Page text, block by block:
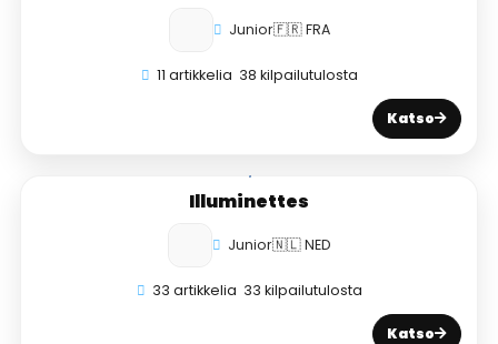
Junior🇫🇷 FRA
11 artikkelia 38 kilpailutulosta
Katso
Illuminettes
Junior🇳🇱 NED
33 artikkelia 33 kilpailutulosta
Katso